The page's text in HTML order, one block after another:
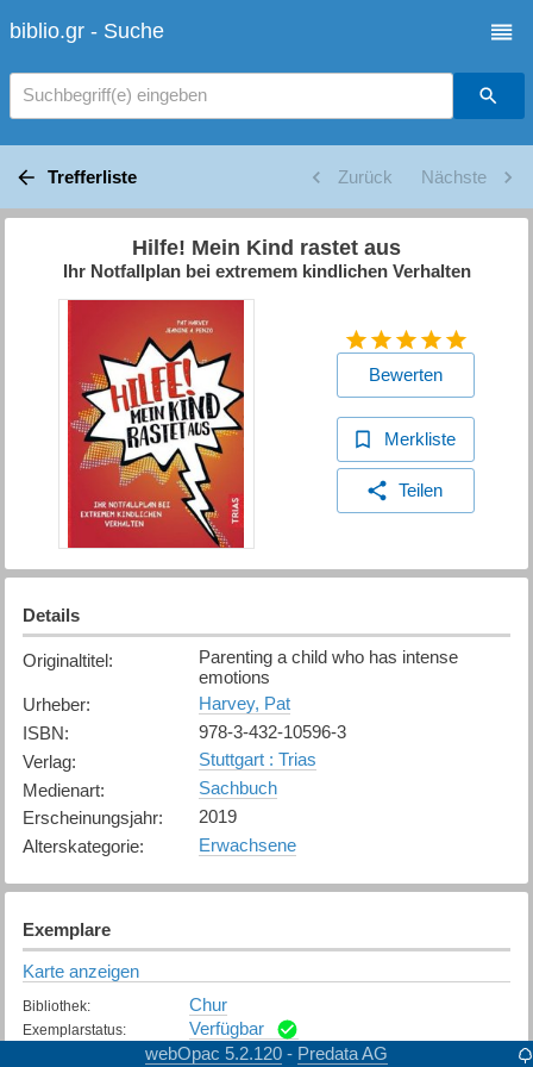
biblio.gr - Suche
Suchbegriff(e) eingeben
Trefferliste Zurück Nächste
Hilfe! Mein Kind rastet aus
Ihr Notfallplan bei extremem kindlichen Verhalten
Bewerten
Merkliste
Teilen
Details
Originaltitel:
Parenting a child who has intense
emotions
Urheber:
Harvey, Pat
ISBN:
978-3-432-10596-3
Verlag:
Stuttgart : Trias
Medienart:
Sachbuch
Erscheinungsjahr:
2019
Alterskategorie: Erwachsene
Exemplare
Karte anzeigen
Bibliothek: Chur
Exemplarstatus:
Verfügbar
webOpac 5.2.120 - Predata AG